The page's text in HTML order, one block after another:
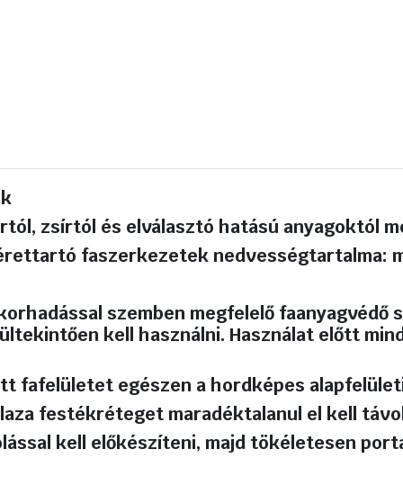
zsírtól és elválasztó hatású anyagoktól
faszerkezetek nedvességtartalma:
szemben megfelelő
kell használni. Használat előtt
fafelületet egészen a hordképes
festékréteget maradéktalanul el kell
kell előkészíteni, majd tökéletesen